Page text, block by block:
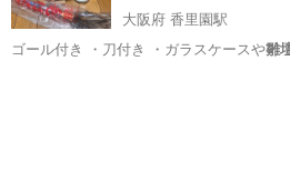
大阪府 香里園駅
ゴール付き ・刀付き ・ガラスケースや雛